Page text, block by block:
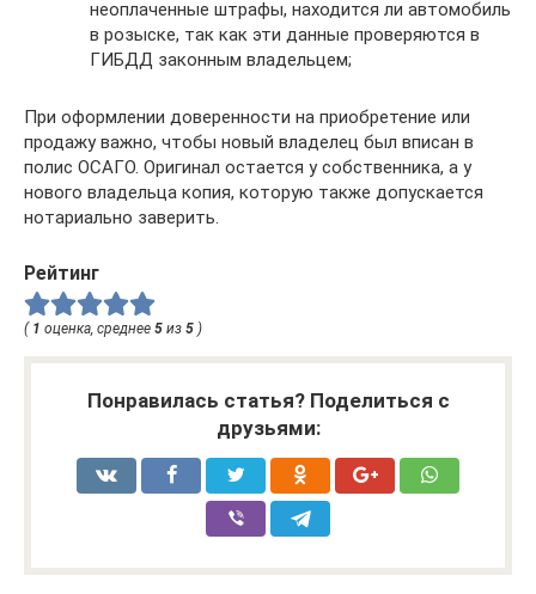
неоплаченные штрафы, находится ли автомобиль
в розыске, так как эти данные проверяются в
ГИБДД законным владельцем;
При оформлении доверенности на приобретение или
продажу важно, чтобы новый владелец был вписан в
полис ОСАГО. Оригинал остается у собственника, а у
нового владельца копия, которую также допускается
нотариально заверить.
Рейтинг
( 1 оценка, среднее 5 из 5 )
Понравилась статья? Поделиться с
друзьями: